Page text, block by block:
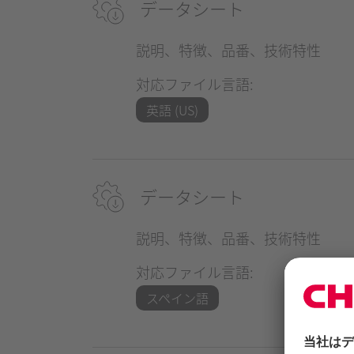
データシート
説明、特徴、品番、技術特性
対応ファイル言語:
英語 (US)
データシート
説明、特徴、品番、技術特性
対応ファイル言語:
スペイン語